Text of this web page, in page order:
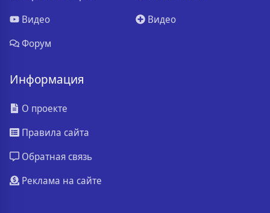
Видео
Форум
Видео
Информация
О проекте
Правила сайта
Обратная связь
Реклама на сайте